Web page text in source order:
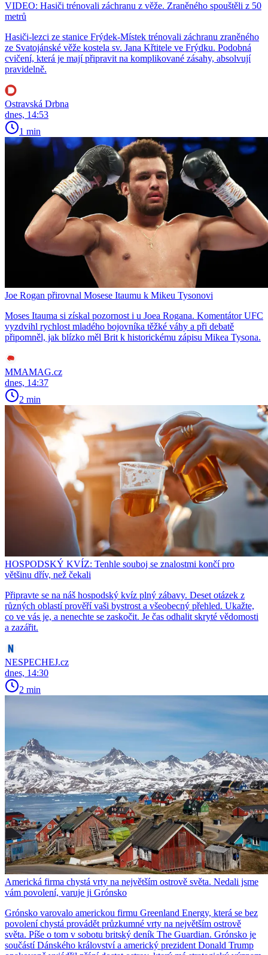
VIDEO: Hasiči trénovali záchranu z věže. Zraněného spouštěli z 50
metrů
Hasiči-lezci ze stanice Frýdek-Místek trénovali záchranu zraněného
ze Svatojánské věže kostela sv. Jana Křtitele ve Frýdku. Podobná
cvičení, která je mají připravit na komplikované zásahy, absolvují
pravidelně.
Ostravská Drbna
dnes, 14:53
1 min
Joe Rogan přirovnal Mosese Itaumu k Mikeu Tysonovi
Moses Itauma si získal pozornost i u Joea Rogana. Komentátor UFC
vyzdvihl rychlost mladého bojovníka těžké váhy a při debatě
připomněl, jak blízko měl Brit k historickému zápisu Mikea Tysona.
MMAMAG.cz
dnes, 14:37
2 min
HOSPODSKÝ KVÍZ: Tenhle souboj se znalostmi končí pro
většinu dřív, než čekali
Připravte se na náš hospodský kvíz plný zábavy. Deset otázek z
různých oblastí prověří vaši bystrost a všeobecný přehled. Ukažte,
co ve vás je, a nenechte se zaskočit. Je čas odhalit skryté vědomosti
a zazářit.
NESPECHEJ.cz
dnes, 14:30
2 min
Americká firma chystá vrty na největším ostrově světa. Nedali jsme
vám povolení, varuje ji Grónsko
Grónsko varovalo americkou firmu Greenland Energy, která se bez
povolení chystá provádět průzkumné vrty na největším ostrově
světa. Píše o tom v sobotu britský deník The Guardian. Grónsko je
součástí Dánského království a americký prezident Donald Trump